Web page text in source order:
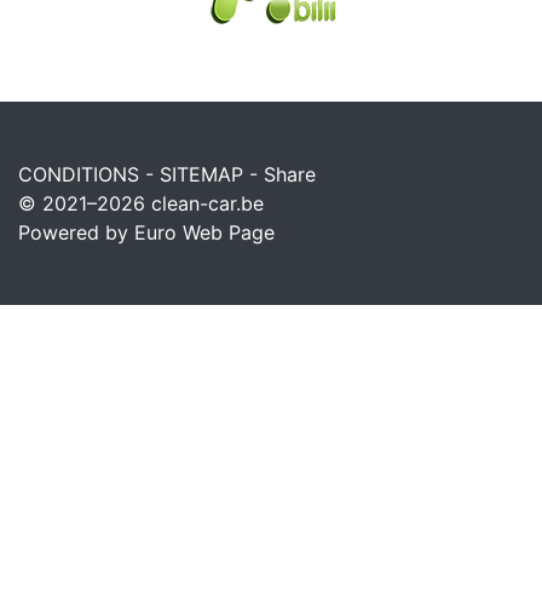
CONDITIONS - SITEMAP - Share
© 2021–2026 clean-car.be
Powered by Euro Web Page